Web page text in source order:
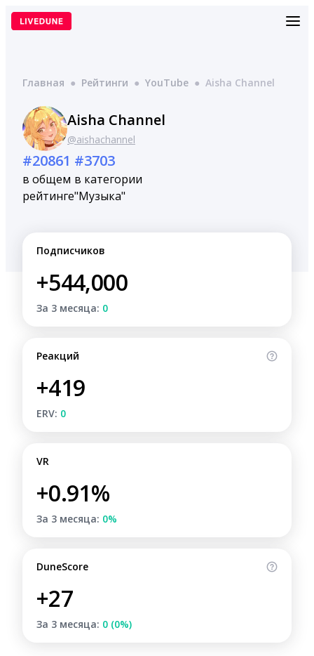
Перейти
Главная ● Рейтинги ● YouTube ● Aisha Channel
Aisha Channel
@aishachannel
#20861
в общем
рейтинге
#3703
в категории
"Музыка"
Подписчиков
+544,000
За 3 месяца: 0
Реакций
+419
ERV: 0
VR
+0.91%
За 3 месяца: 0%
DuneScore
+27
За 3 месяца: 0 (0%)